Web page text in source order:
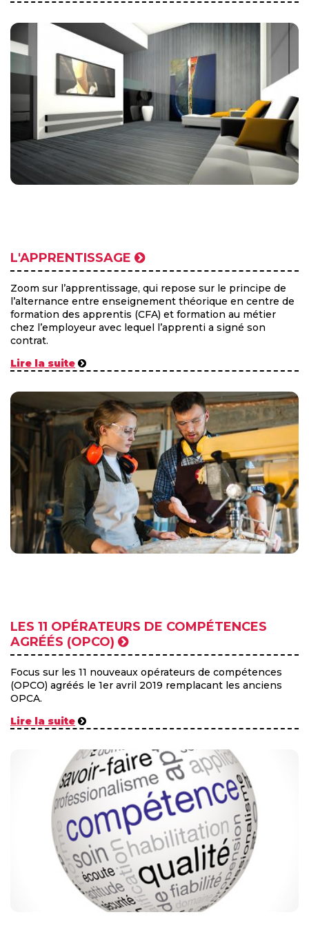
L'APPRENTISSAGE
Zoom sur l’apprentissage, qui repose sur le principe de
l’alternance entre enseignement théorique en centre de
formation des apprentis (CFA) et formation au métier
chez l’employeur avec lequel l’apprenti a signé son
contrat.
Lire la suite
LES 11 OPÉRATEURS DE COMPÉTENCES
AGRÉÉS (OPCO)
Focus sur les 11 nouveaux opérateurs de compétences
(OPCO) agréés le 1er avril 2019 remplacant les anciens
OPCA.
Lire la suite